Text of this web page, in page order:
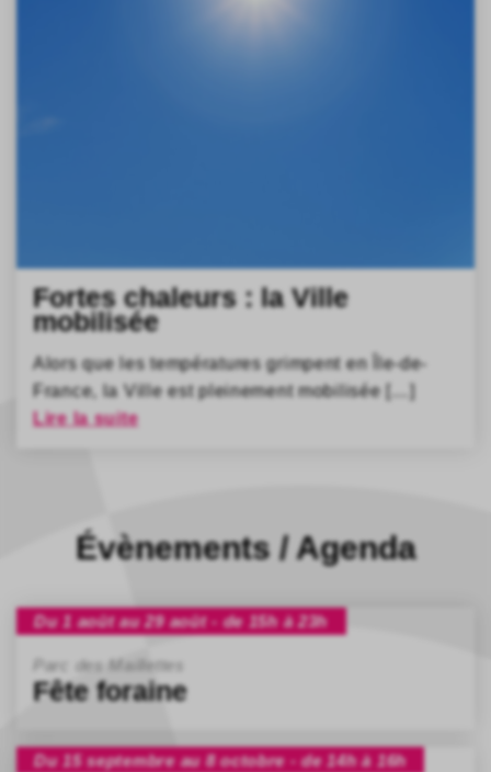
Fortes chaleurs : la Ville
mobilisée
Alors que les températures grimpent en Île-de-
France, la Ville est pleinement mobilisée […]
Lire la suite
Évènements / Agenda
Du 1 août au 29 août - de 15h à 23h
Parc des Maillettes
Fête foraine
Du 15 septembre au 8 octobre - de 14h à 16h